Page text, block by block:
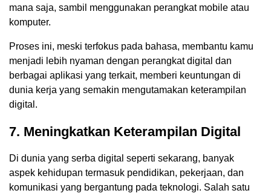
mana saja, sambil menggunakan perangkat mobile atau
komputer.
Proses ini, meski terfokus pada bahasa, membantu kamu
menjadi lebih nyaman dengan perangkat digital dan
berbagai aplikasi yang terkait, memberi keuntungan di
dunia kerja yang semakin mengutamakan keterampilan
digital.
7. Meningkatkan Keterampilan Digital
Di dunia yang serba digital seperti sekarang, banyak
aspek kehidupan termasuk pendidikan, pekerjaan, dan
komunikasi yang bergantung pada teknologi. Salah satu